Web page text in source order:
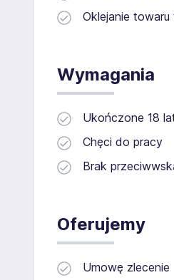
Oklejanie towaru
Wymagania
Ukończone 18
Chęci do pracy
Brak
Oferujemy
Umowę zlecenie